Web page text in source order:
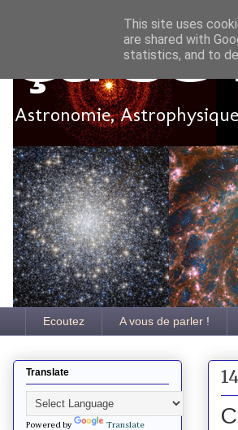
Ça
Astronomie,
Ecoutez A vous de parler !
Translate
Powered by Translate
This site uses
are shared with
statistics, and to